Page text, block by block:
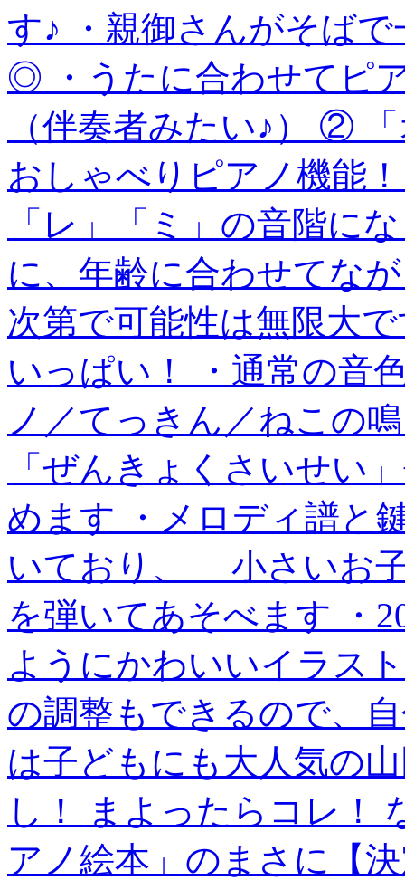
す♪ ・親御さんがそば
◎ ・うたに合わせてピ
（伴奏者みたい♪） ②
おしゃべりピアノ機能
「レ」「ミ」の音階に
に、年齢に合わせてな
次第で可能性は無限大
いっぱい！ ・通常の音
ノ／てっきん／ねこの
「ぜんきょくさいせい
めます ・メロディ譜と
いており、 小さいお
を弾いてあそべます ・
ようにかわいいイラス
の調整もできるので、
は子どもにも大人気の
し！ まよったらコレ！
アノ絵本」のまさに【